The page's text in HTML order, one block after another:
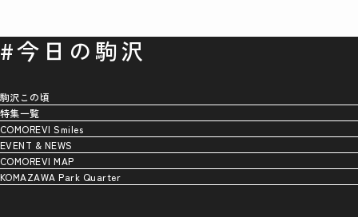
#今日の駒沢
駒沢この頃
特集一覧
COMOREVI Smiles
EVENT & NEWS
COMOREVI MAP
KOMAZAWA Park Quarter